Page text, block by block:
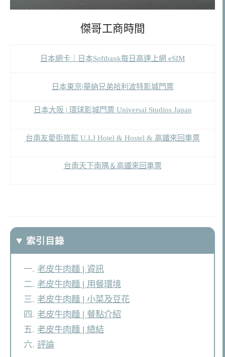
傑哥工商時間
日本網卡｜日本Softbank每日高速上網 eSIM
日本東京|華納兄弟哈利波特影城門票
日本大阪 | 環球影城門票 Universal Studios Japan
台南友愛街旅館 U.I.J Hotel & Hostel & 高鐵來回車票
台南天下南隅＆高鐵來回車票
索引目錄
老皮牛肉麵 | 資訊
老皮牛肉麵 | 用餐環境
老皮牛肉麵 | 小菜及豆花
老皮牛肉麵 | 餐點介紹
老皮牛肉麵 | 總結
評論